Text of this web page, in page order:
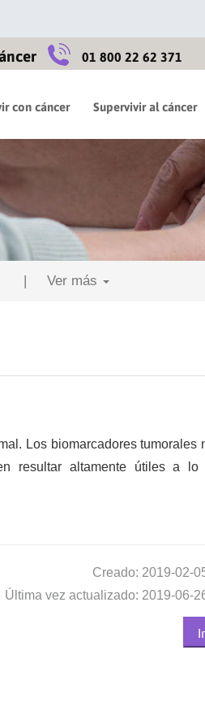
01 800 22 62 371
con cáncer Supervivir al cáncer
| Ver más
Los biomarcadores tumorales
resultar altamente útiles a lo
Creado: 2019-02-
Última vez actualizado: 2019-06-